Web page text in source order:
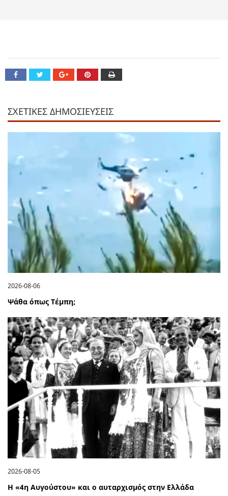
ΣΧΕΤΙΚΕΣ ΔΗΜΟΣΙΕΥΣΕΙΣ
2026-08-06
Ψάθα όπως Τέμπη;
2026-08-05
Η «4η Αυγούστου» και ο αυταρχισμός στην Ελλάδα